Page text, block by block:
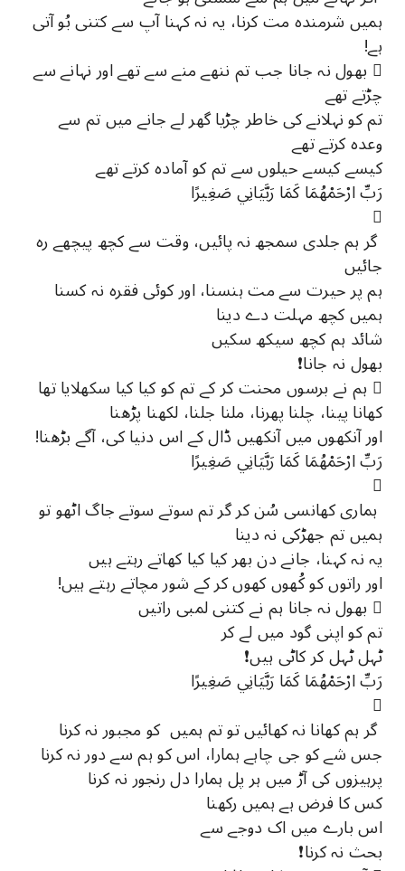
ہمیں شرمندہ مت کرنا، یہ نہ کہنا آپ سے کتنی بُو آتی
ہے!
 بھول نہ جانا جب تم ننھے منے سے تھے اور نہانے سے
چڑتے تھے
تم کو نہلانے کی خاطر چڑیا گھر لے جانے میں تم سے
وعدہ کرتے تھے
کیسے کیسے حیلوں سے تم کو آمادہ کرتے تھے
رَبِّ ارْحَمْهُمَا كَمَا رَبَّيَانِي صَغِيرًا

گر ہم جلدی سمجھ نہ پائیں، وقت سے کچھ پیچھے رہ
جائیں
ہم پر حیرت سے مت ہنسنا، اور کوئی فقرہ نہ کسنا
ہمیں کچھ مہلت دے دینا
شائد ہم کچھ سیکھ سکیں
بھول نہ جانا❗
 ہم نے برسوں محنت کر کے تم کو کیا کیا سکھلایا تھا
کھانا پینا، چلنا پھرنا، ملنا جلنا، لکھنا پڑھنا
اور آنکھوں میں آنکھیں ڈال کے اس دنیا کی، آگے بڑھنا!
رَبِّ ارْحَمْهُمَا كَمَا رَبَّيَانِي صَغِيرًا

ہماری کھانسی سُن کر گر تم سوتے سوتے جاگ اٹھو تو
ہمیں تم جھڑکی نہ دینا
یہ نہ کہنا، جانے دن بھر کیا کیا کھاتے رہتے ہیں
اور راتوں کو کُھوں کھوں کر کے شور مچاتے رہتے ہیں!
 بھول نہ جانا ہم نے کتنی لمبی راتیں
تم کو اپنی گود میں لے کر
ٹہل ٹہل کر کاٹی ہیں❗
رَبِّ ارْحَمْهُمَا كَمَا رَبَّيَانِي صَغِيرًا

گر ہم کھانا نہ کھائیں تو تم ہمیں کو مجبور نہ کرنا
جس شے کو جی چاہے ہمارا، اس کو ہم سے دور نہ کرنا
پرہیزوں کی آڑ میں ہر پل ہمارا دل رنجور نہ کرنا
کس کا فرض ہے ہمیں رکھنا
اس بارے میں اک دوجے سے
بحث نہ کرنا❗